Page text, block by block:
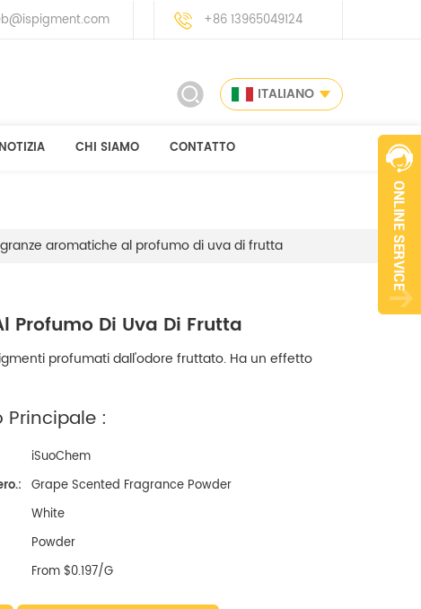
+86 13965049124
ITALIANO
NOTIZIA CHI SIAMO CONTATTO
aromatiche al profumo di uva di frutta
Profumo Di Uva Di Frutta
profumati dall'odore fruttato. Ha un effetto
Principale :
iSuoChem
Grape Scented Fragrance Powder
White
Powder
From $0.197/G